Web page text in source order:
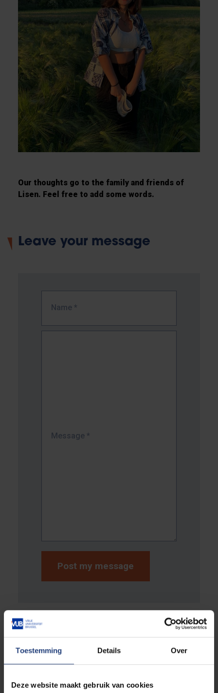
Toestemming Details Over
Deze website maakt gebruik van cookies
Our thoughts go to the family and friends of
Lisen. Feel free to add some words.
Leave your message
Name *
Message *
rjgeoson